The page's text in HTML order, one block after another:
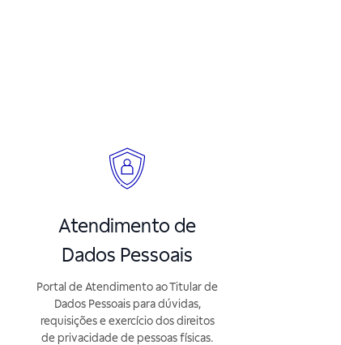
Atendimento de
Dados Pessoais
Portal de Atendimento ao Titular de
Dados Pessoais para dúvidas,
requisições e exercício dos direitos
de privacidade de pessoas físicas.